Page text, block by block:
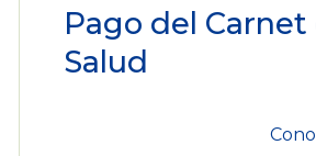
Pago del Carnet
Salud